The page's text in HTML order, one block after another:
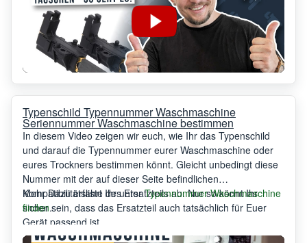
Typenschild Typennummer Waschmaschine
Seriennummer Waschmaschine bestimmen
In diesem Video zeigen wir euch, wie Ihr das Typenschild
und darauf die Typennummer eurer Waschmaschine oder
eures Trockners bestimmen könnt. Gleicht unbedingt diese
Nummer mit der auf dieser Seite befindlichen
Kompatibilitätsliste des Ersatzteils ab. Nur so könnt Ihr
sicher sein, dass das Ersatzteil auch tatsächlich für Euer
Gerät passend ist.
Mehr Dazu erfahrt Ihr unterTypennummer Waschmaschine
finden.